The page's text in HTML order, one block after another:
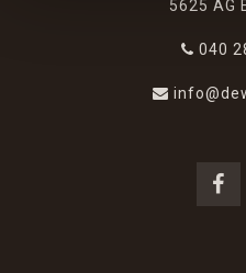
5625 AG
040